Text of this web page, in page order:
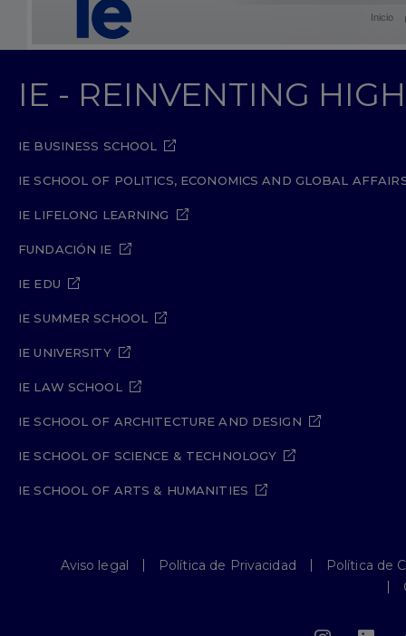
Inicio
IE - REINVENTING
IE BUSINESS SCHOOL
IE SCHOOL OF POLITICS, ECONOMICS AND GLOBAL
IE LIFELONG LEARNING
FUNDACIÓN IE
IE EDU
IE SUMMER SCHOOL
IE UNIVERSITY
IE LAW SCHOOL
IE SCHOOL OF ARCHITECTURE AND DESIGN
IE SCHOOL OF SCIENCE & TECHNOLOGY
IE SCHOOL OF ARTS & HUMANITIES
Aviso legal Política de Privacidad
Política de